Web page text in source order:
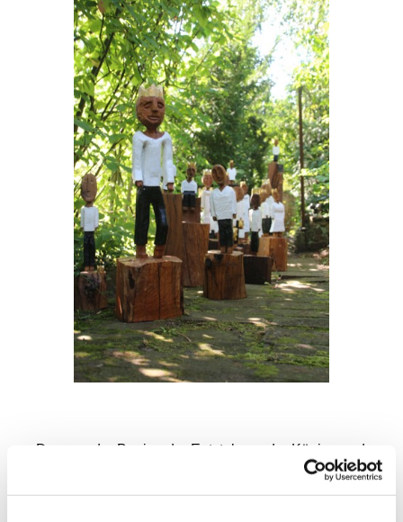
Das war der Beginn der Entstehung der Könige und
Menschen sichtbar machen möchte. Sein Anliegen: